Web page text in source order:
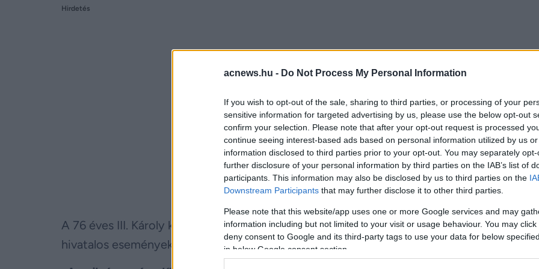
acnews.hu - Do Not Process My Personal Information
If you wish to opt-out of the sale, sharing to third parties, or processing of your
sensitive information for targeted advertising by us, please use the below opt-out
confirm your selection. Please note that after your opt-out request is processed
continue seeing interest-based ads based on personal information utilized by us
information disclosed to third parties prior to your opt-out. You may separately
further disclosure of your personal information by third parties on the IAB’s list of
participants. This information may also be disclosed by us to third parties on the
Downstream Participants that may further disclose it to other third parties.
Please note that this website/app uses one or more Google services and may
information including but not limited to your visit or usage behaviour. You may
deny consent to Google and its third-party tags to use your data for below
in below Google consent section.
Hirdetés
A 76 éves III. Károly király idén kezdte meg rákkezelését, felesége pedig hűségesen
hivatalos eseményeken. Ugyanakkor, ha a magánéletükről van szó,egészen más a kép.